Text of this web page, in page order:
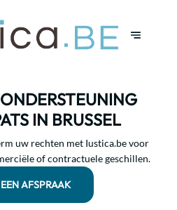
IN BRUSSEL
uw rechten met Iustica.be voor
of contractuele geschillen.
AFSPRAAK